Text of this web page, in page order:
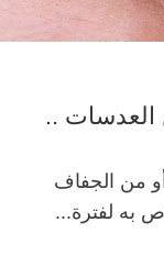
العدسات ..
من الجفاف
به لفترة...